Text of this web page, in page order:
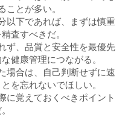
ことが多い。
以下であれば、まずは慎重
査すべきだ。
ず、品質と安全性を最優先
健康管理につながる。
場合は、自己判断せずに速
を忘れないでほしい。
に覚えておくべきポイント